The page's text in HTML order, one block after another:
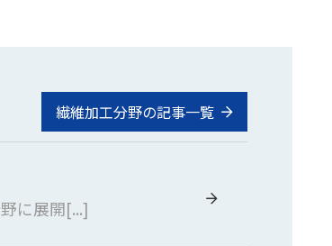
繊維加工分野の記事一覧
に展開[...]